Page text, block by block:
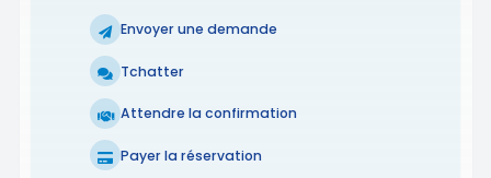
Envoyer une demande
Tchatter
Attendre la confirmation
Payer la réservation